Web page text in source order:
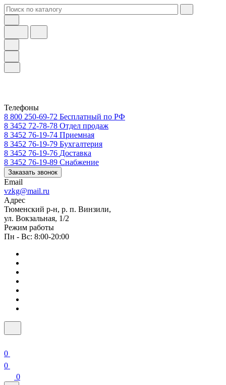
Телефоны
8 800 250-69-72 Бесплатный по РФ
8 3452 72-78-78 Отдел продаж
8 3452 76-19-74 Приемная
8 3452 76-19-79 Бухгалтерия
8 3452 76-19-76 Доставка
8 3452 76-19-89 Снабжение
Заказать звонок
Email
vzkg@mail.ru
Адрес
Тюменский р-н, р. п. Винзили,
ул. Вокзальная, 1/2
Режим работы
Пн - Вс: 8:00-20:00
0
0
0